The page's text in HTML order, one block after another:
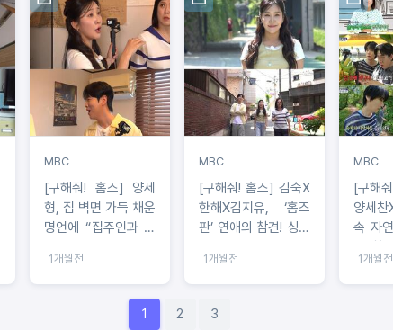
MBC
[구해줘! 홈즈] 양세
형, 집 벽면 가득 채운
명언에 “집주인과 이
감... 과연 어떤 내용
이길래?
1개월전
MBC
[구해줘! 홈즈] 김숙X
한해X김지유, ‘홈즈
판’ 연애의 참견! 싱글
직 싱글일까?”
1개월전
MBC
[구해줘!
양세찬
속 자
1개월전
1 2 3